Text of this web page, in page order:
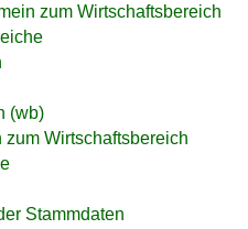
zum Wirtschaftsbereich
(wb)
zum Wirtschaftsbereich
Stammdaten